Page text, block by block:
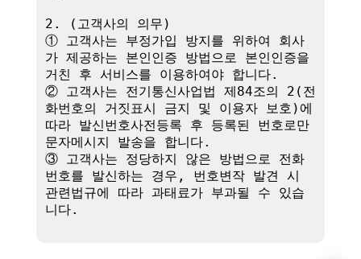
2. (고객사의 의무)
① 고객사는 부정가입 방지를 위하여 회사
가 제공하는 본인인증 방법으로 본인인증을
거친 후 서비스를 이용하여야 합니다.
② 고객사는 전기통신사업법 제84조의 2(전
화번호의 거짓표시 금지 및 이용자 보호)에
따라 발신번호사전등록 후 등록된 번호로만
문자메시지 발송을 합니다.
③ 고객사는 정당하지 않은 방법으로 전화
번호를 발신하는 경우, 번호변작 발견 시
관련법규에 따라 과태료가 부과될 수 있습
니다.